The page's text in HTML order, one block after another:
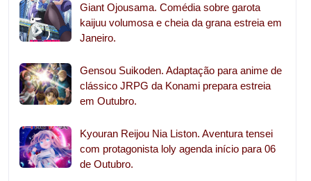
Giant Ojousama. Comédia sobre garota
kaijuu volumosa e cheia da grana estreia em
Janeiro.
Gensou Suikoden. Adaptação para anime de
clássico JRPG da Konami prepara estreia
em Outubro.
Kyouran Reijou Nia Liston. Aventura tensei
com protagonista loly agenda início para 06
de Outubro.